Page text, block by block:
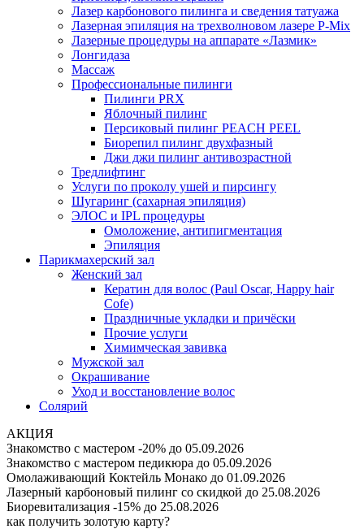
Лазер карбонового пилинга и сведения татуажа
Лазерная эпиляция на трехволновом лазере P-Mix
Лазерные процедуры на аппарате «Лазмик»
Лонгидаза
Массаж
Профессиональные пилинги
Пилинги PRX
Яблочный пилинг
Персиковый пилинг PEACH PEEL
Биорепил пилинг двухфазный
Джи джи пилинг антивозрастной
Тредлифтинг
Услуги по проколу ушей и пирсингу
Шугаринг (сахарная эпиляция)
ЭЛОС и IPL процедуры
Омоложение, антипигментация
Эпиляция
Парикмахерский зал
Женский зал
Кератин для волос (Paul Oscar, Happy hair
Cofe)
Праздничные укладки и причёски
Прочие услуги
Химимческая завивка
Мужской зал
Окрашивание
Уход и восстановление волос
Солярий
АКЦИЯ
Знакомство с мастером -20% до 05.09.2026
Знакомство с мастером педикюра до 05.09.2026
Омолаживающий Коктейль Монако до 01.09.2026
Лазерный карбоновый пилинг со скидкой до 25.08.2026
Биоревитализация -15% до 25.08.2026
как получить золотую карту?